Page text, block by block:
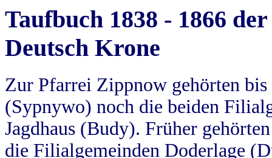
Taufbuch 1838 - 1866
Deutsch Krone
Zur Pfarrei Zippnow gehörten
(Sypnywo) noch die beiden
Jagdhaus (Budy). Früher
die Filialgemeinden Doderlage